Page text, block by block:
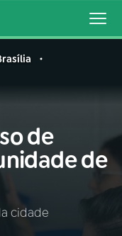
de
de
cidade